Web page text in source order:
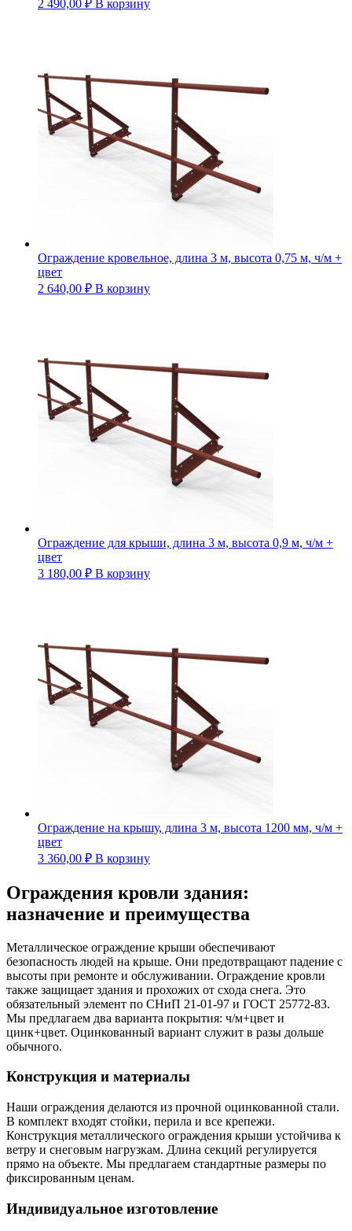
2 490,00 ₽ В корзину
Ограждение кровельное, длина 3 м, высота 0,75 м, ч/м +
цвет
2 640,00 ₽ В корзину
Ограждение для крыши, длина 3 м, высота 0,9 м, ч/м +
цвет
3 180,00 ₽ В корзину
Ограждение на крышу, длина 3 м, высота 1200 мм, ч/м +
цвет
3 360,00 ₽ В корзину
Ограждения кровли здания:
назначение и преимущества
Металлическое ограждение крыши обеспечивают
безопасность людей на крыше. Они предотвращают падение с
высоты при ремонте и обслуживании. Ограждение кровли
также защищает здания и прохожих от схода снега. Это
обязательный элемент по СНиП 21-01-97 и ГОСТ 25772-83.
Мы предлагаем два варианта покрытия: ч/м+цвет и
цинк+цвет. Оцинкованный вариант служит в разы дольше
обычного.
Конструкция и материалы
Наши ограждения делаются из прочной оцинкованной стали.
В комплект входят стойки, перила и все крепежи.
Конструкция металлического ограждения крыши устойчива к
ветру и снеговым нагрузкам. Длина секций регулируется
прямо на объекте. Мы предлагаем стандартные размеры по
фиксированным ценам.
Индивидуальное изготовление